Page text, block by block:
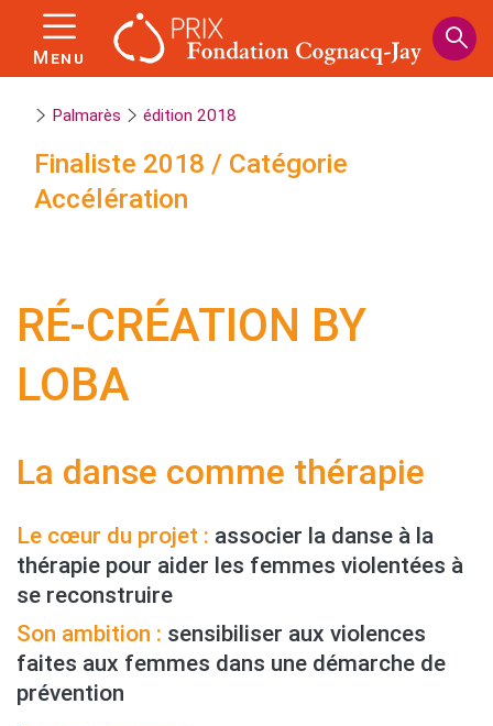
au
contenu
Menu
Palmarès édition 2018
Finaliste 2018 / Catégorie
Accélération
RÉ-CRÉATION BY
LOBA
La danse comme thérapie
Le cœur du projet : associer la danse à la
thérapie pour aider les femmes violentées à
se reconstruire
Son ambition : sensibiliser aux violences
faites aux femmes dans une démarche de
prévention
Panneau de gestion des cookies